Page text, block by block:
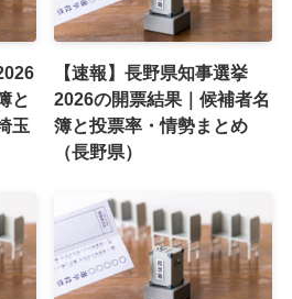
と
玉
【速報】長野県知事選挙
2026の開票結果｜候補者名
簿と投票率・情勢まとめ
（長野県）